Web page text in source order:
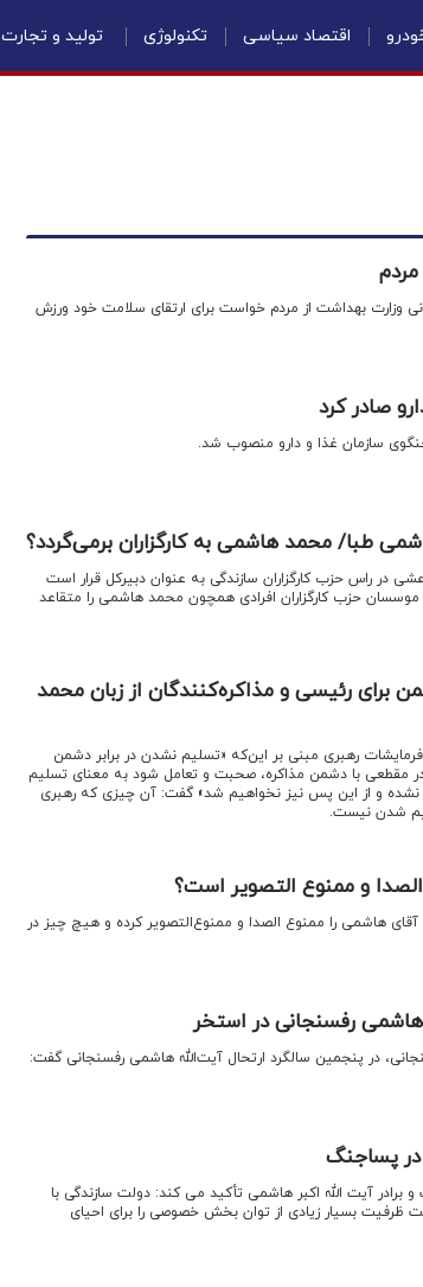
اقتصاد سیاسی تکنولوژی تولید و تجارت
وزارت بهداشت از مردم خواست برای ارتقای سلامت خود ورزش
صادر کرد
سازمان غذا و دارو منصوب شد.
طبا/ محمد هاشمی به کارگزاران برمی‌گردد؟
در راس حزب کارگزاران سازندگی به عنوان دبیرکل قرار است
حزب کارگزاران افرادی همچون محمد هاشمی را متقاعد
برای رئیسی و مذاکره‌کنندگان از زبان محمد
رهبری مبنی بر این‌که «تسلیم نشدن در برابر دشمن
مقطعی با دشمن مذاکره، صحبت و تعامل شود به معنای تسلیم
و از این پس نیز نخواهیم شد» گفت: آن چیزی که رهبری
شدن نیست.
و ممنوع التصویر است؟
هاشمی را ممنوع الصدا و ممنوع‌التصویر کرده و هیچ چیز در
رفسنجانی در استخر
در پنجمین سالگرد ارتحال آیت‌الله هاشمی رفسنجانی گفت:
پساجنگ
آیت الله اکبر هاشمی تأکید می کند: دولت سازندگی با
بسیار زیادی از توان بخش خصوصی را برای احیای